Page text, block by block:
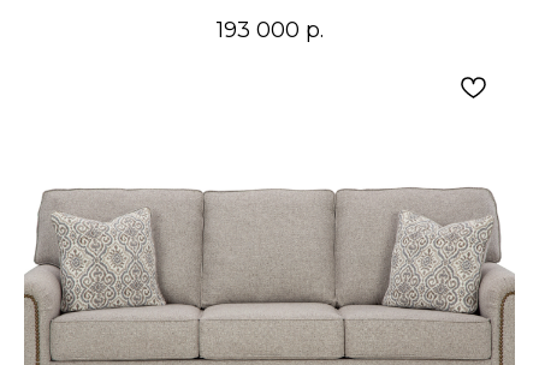
193 000 р.